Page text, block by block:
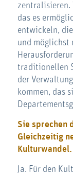
zentralisieren.
das es
entwickeln,
und möglichst
traditionellen
der
kommen, das
Sie sprechen
Gleichzeitig
Ja. Für den